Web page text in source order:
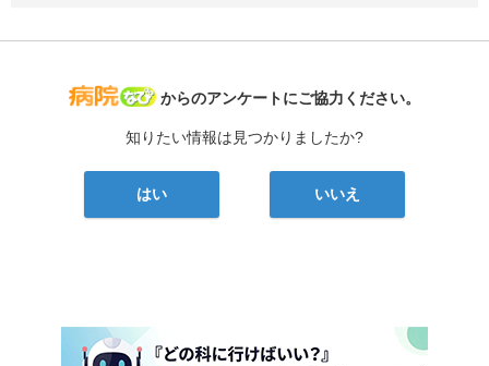
病院なび
からのアンケートにご協力ください。
知りたい情報は見つかりましたか?
はい いいえ